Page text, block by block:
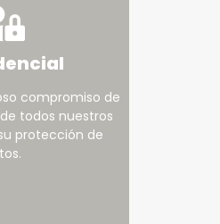
compromiso de
todos nuestros
protección de